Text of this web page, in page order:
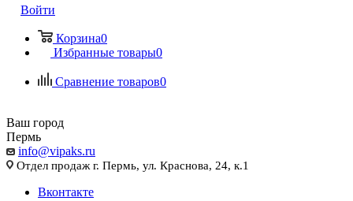
Войти
Корзина0
Избранные товары0
Сравнение товаров0
Ваш город
Пермь
info@vipaks.ru
Отдел продаж г. Пермь, ул. Краснова, 24, к.1
Вконтакте